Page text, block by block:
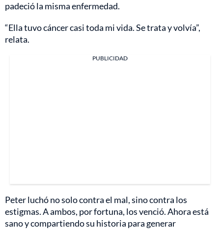
padeció la misma enfermedad.
“Ella tuvo cáncer casi toda mi vida. Se trata y volvía”,
relata.
PUBLICIDAD
Peter luchó no solo contra el mal, sino contra los
estigmas. A ambos, por fortuna, los venció. Ahora está
sano y compartiendo su historia para generar